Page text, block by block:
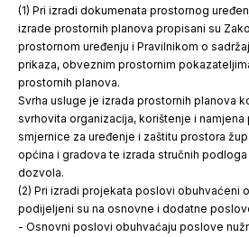
(1) Pri izradi dokumenata prostornog
izrade prostornih planova propisani su
prostornom uređenju i Pravilnikom o
prikaza, obveznim prostornim
prostornih planova.
Svrha usluge je izrada prostornih planova
svrhovita organizacija, korištenje i namjena
smjernice za uređenje i zaštitu prostora
općina i gradova te izrada stručnih
dozvola.
(2) Pri izradi projekata poslovi obuhvaćeni
podijeljeni su na osnovne i dodatne
- Osnovni poslovi obuhvaćaju poslove